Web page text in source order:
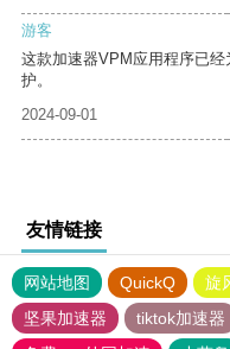
游客
这款加速器VPM应用程序已
护。
2024-09-01
友情链接
网站地图 QuickQ 旋
坚果加速器
tiktok加速器